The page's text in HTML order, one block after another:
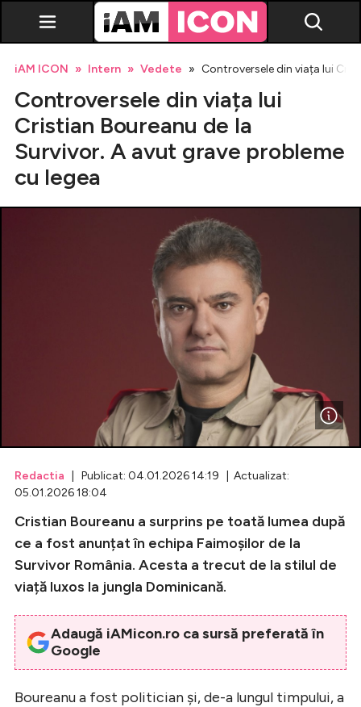
Evenimente
Emisiuni TV
Horoscop
Celebrități
Breaking News
Intră în cont
Creează cont
iAM ICON Intern Vedete Controversele din viața lui
Controversele din viața lui
Cristian Boureanu de la
Survivor. A avut grave probleme
cu legea
Redactia | Publicat: 04.01.2026 14:19 | Actualizat:
05.01.2026 18:04
Cristian Boureanu a surprins pe toată lumea după
ce a fost anunțat în echipa Faimoșilor de la
Survivor România. Acesta a trecut de la stilul de
viață luxos la jungla Dominicană.
Adaugă iAMicon.ro ca sursă preferată în
Google
Boureanu a fost politician și, de-a lungul timpului, a